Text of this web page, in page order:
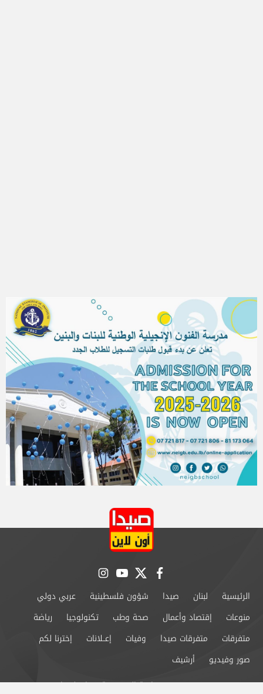
facebook
twitter
youtube
instagram
الرئيسية لبنان صيدا شؤون فلسطينية
عربي دولي
منوعات
إقتصاد وأعمال صحة وطب تكنولوجيا
رياضة
متفرقات
متفرقات صيدا وفيات إعــلانات
إخترنا لكم
صور وفيديو
أرشيف
من نحن
سياسة الخصوصية اتصل بنا